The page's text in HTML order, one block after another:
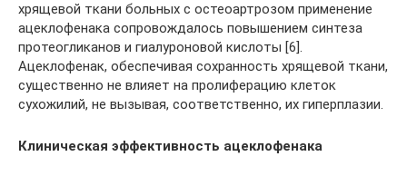
хрящевой ткани больных с остеоартрозом применение
ацеклофенака сопровождалось повышением синтеза
протеогликанов и гиалуроновой кислоты [6].
Ацеклофенак, обеспечивая сохранность хрящевой ткани,
существенно не влияет на пролиферацию клеток
сухожилий, не вызывая, соответственно, их гиперплазии.
Клиническая эффективность ацеклофенака